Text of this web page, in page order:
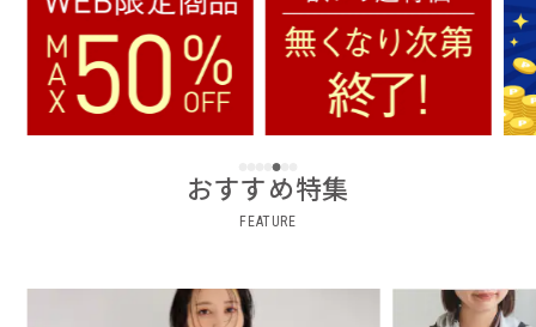
おすすめ特集
FEATURE